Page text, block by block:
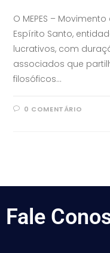
O MEPES –
Espírito Santo,
lucrativos, com
associados que
filosóficos…
0 COMENTÁRIO
Fale